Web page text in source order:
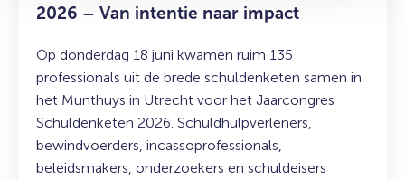
2026 – Van intentie naar impact
Op donderdag 18 juni kwamen ruim 135
professionals uit de brede schuldenketen samen in
het Munthuys in Utrecht voor het Jaarcongres
Schuldenketen 2026. Schuldhulpverleners,
bewindvoerders, incassoprofessionals,
beleidsmakers, onderzoekers en schuldeisers